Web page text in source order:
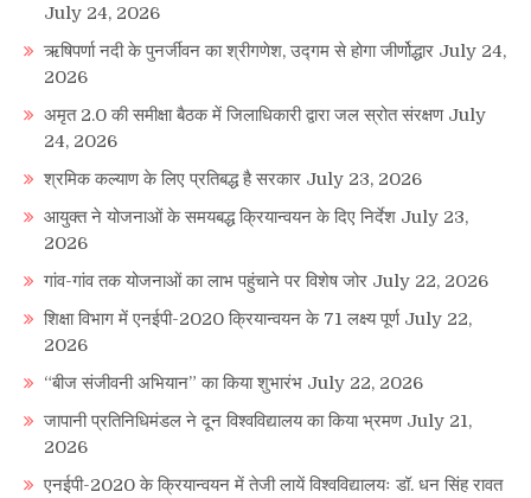
July 24, 2026
ऋषिपर्णा नदी के पुनर्जीवन का श्रीगणेश, उद्गम से होगा जीर्णोद्धार July 24,
2026
अमृत 2.0 की समीक्षा बैठक में जिलाधिकारी द्वारा जल स्रोत संरक्षण July
24, 2026
श्रमिक कल्याण के लिए प्रतिबद्ध है सरकार July 23, 2026
आयुक्त ने योजनाओं के समयबद्ध क्रियान्वयन के दिए निर्देश July 23,
2026
गांव-गांव तक योजनाओं का लाभ पहुंचाने पर विशेष जोर July 22, 2026
शिक्षा विभाग में एनईपी-2020 क्रियान्वयन के 71 लक्ष्य पूर्ण July 22,
2026
“बीज संजीवनी अभियान” का किया शुभारंभ July 22, 2026
जापानी प्रतिनिधिमंडल ने दून विश्वविद्यालय का किया भ्रमण July 21,
2026
एनईपी-2020 के क्रियान्वयन में तेजी लायें विश्वविद्यालयः डॉ. धन सिंह रावत